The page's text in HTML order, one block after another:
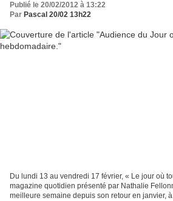
Publié le 20/02/2012 à 13:22
Par Pascal 20/02 13h22
Du lundi 13 au vendredi 17 février, « Le jour où
magazine quotidien présenté par Nathalie
meilleure semaine depuis son retour en janvier,